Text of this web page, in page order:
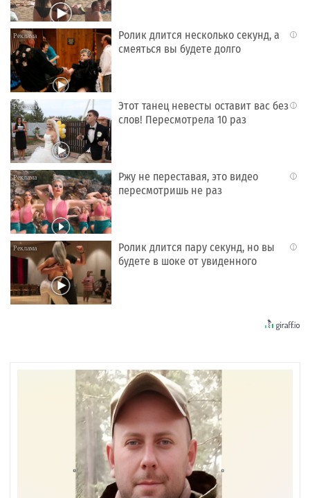
i
Ролик длится несколько секунд, а
смеяться вы будете долго
i
Этот танец невесты оставит вас без
слов! Пересмотрела 10 раз
i
Ржу не переставая, это видео
пересмотришь не раз
i
Ролик длится пару секунд, но вы
будете в шоке от увиденного